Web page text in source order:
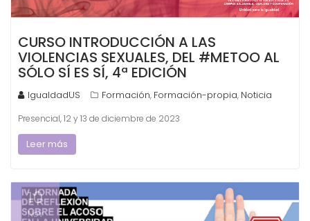
CURSO INTRODUCCIÓN A LAS
VIOLENCIAS SEXUALES, DEL #METOO AL
SÓLO SÍ ES SÍ, 4ª EDICIÓN
IgualdadUS Formación, Formación-propia, Noticia
Presencial, 12 y 13 de diciembre de 2023
Leer más
10
Nov